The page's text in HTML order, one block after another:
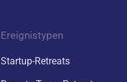
Ereignistypen
Startup-Retreats